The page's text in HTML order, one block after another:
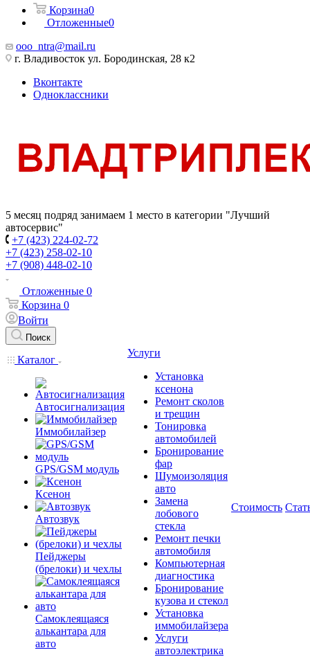
Корзина0
Отложенные0
ooo_ntra@mail.ru
г. Владивосток ул. Бородинская, 28 к2
Вконтакте
Одноклассники
5 месяц подряд занимаем 1 место в категории "Лучший
автосервис"
+7 (423) 224-02-72
+7 (423) 258-02-10
+7 (908) 448-02-10
Отложенные 0
Корзина 0
Войти
Поиск
Каталог
Автосигнализация
Иммобилайзер
GPS/GSM модуль
Ксенон
Автозвук
Пейджеры
(брелоки) и чехлы
Самоклеящаяся
алькантара для
авто
Услуги
Установка
ксенона
Ремонт сколов
и трещин
Тонировка
автомобилей
Бронирование
фар
Шумоизоляция
авто
Замена
лобового
стекла
Ремонт печки
автомобиля
Компьютерная
диагностика
Бронирование
кузова и стекол
Установка
иммобилайзера
Услуги
автоэлектрика
Стоимость